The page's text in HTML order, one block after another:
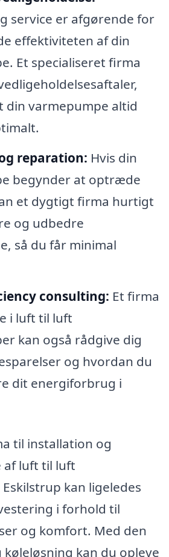
service er afgørende for
effektiviteten af din
Et specialiseret firma
din varmepumpe altid
reparation: Hvis din
begynder at optræde
et dygtigt firma hurtigt
og udbedre
så du får minimal
consulting: Et firma
i luft til luft
kan også rådgive dig
og hvordan du
dit energiforbrug i
til installation og
af luft til luft
kan ligeledes
i forhold til
og komfort. Med den
kan du opleve